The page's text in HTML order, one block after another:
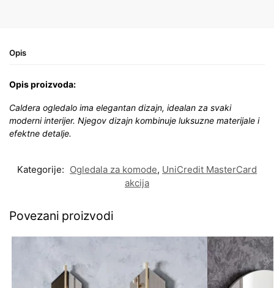
Opis
Opis proizvoda:
Caldera ogledalo ima elegantan dizajn, idealan za svaki
moderni interijer. Njegov dizajn kombinuje luksuzne materijale i
efektne detalje.
Kategorije: Ogledala za komode, UniCredit MasterCard
akcija
Povezani proizvodi